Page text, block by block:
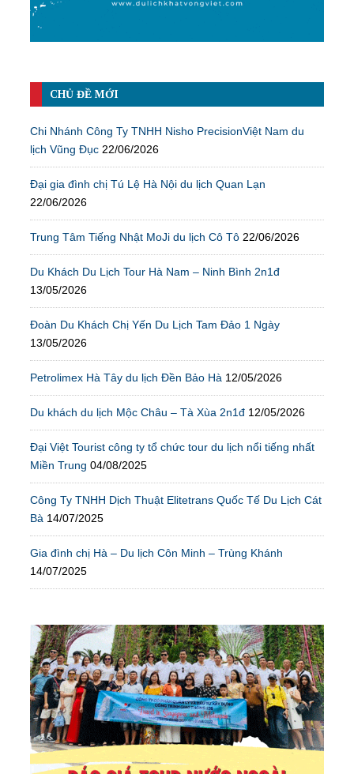
CHỦ ĐỀ MỚI
Chi Nhánh Công Ty TNHH Nisho PrecisionViệt Nam du
lịch Vũng Đục 22/06/2026
Đại gia đình chị Tú Lệ Hà Nội du lịch Quan Lạn
22/06/2026
Trung Tâm Tiếng Nhật MoJi du lịch Cô Tô 22/06/2026
Du Khách Du Lịch Tour Hà Nam – Ninh Bình 2n1đ
13/05/2026
Đoàn Du Khách Chị Yến Du Lịch Tam Đảo 1 Ngày
13/05/2026
Petrolimex Hà Tây du lịch Đền Bảo Hà 12/05/2026
Du khách du lịch Mộc Châu – Tà Xùa 2n1đ 12/05/2026
Đại Việt Tourist công ty tổ chức tour du lịch nổi tiếng nhất
Miền Trung 04/08/2025
Công Ty TNHH Dịch Thuật Elitetrans Quốc Tế Du Lịch Cát
Bà 14/07/2025
Gia đình chị Hà – Du lịch Côn Minh – Trùng Khánh
14/07/2025